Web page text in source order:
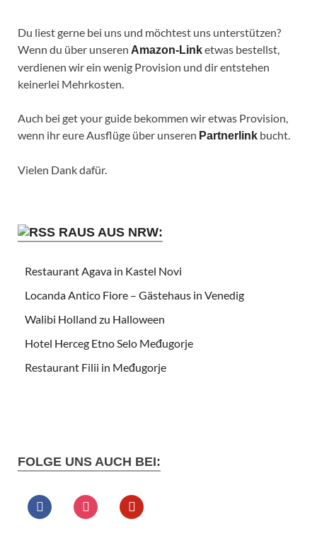
Du liest gerne bei uns und möchtest uns unterstützen?
Wenn du über unseren Amazon-Linketwas bestellst,
verdienen wir ein wenig Provision und dir entstehen
keinerlei Mehrkosten.
Auch bei get your guide bekommen wir etwas Provision,
wenn ihr eure Ausflüge über unseren Partnerlink bucht.
Vielen Dank dafür.
RAUS AUS NRW:
Restaurant Agava in Kastel Novi
Locanda Antico Fiore – Gästehaus in Venedig
Walibi Holland zu Halloween
Hotel Herceg Etno Selo Međugorje
Restaurant Filii in Međugorje
FOLGE UNS AUCH BEI: